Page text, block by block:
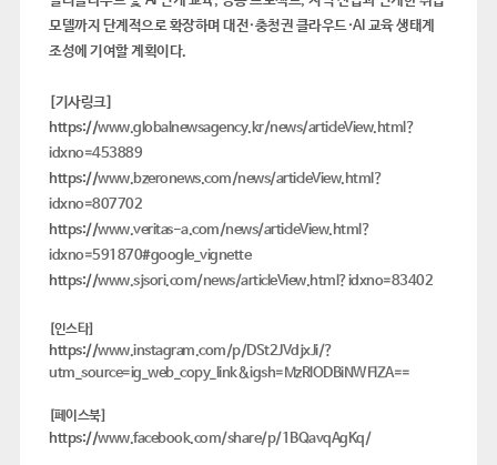
모델까지 단계적으로 확장하며 대전·충청권 클라우드·AI 교육 생태계
조성에 기여할 계획이다.
[기사링크]
https://www.globalnewsagency.kr/news/articleView.html?
idxno=453889
https://www.bzeronews.com/news/articleView.html?
idxno=807702
https://www.veritas-a.com/news/articleView.html?
idxno=591870#google_vignette
https://www.sjsori.com/news/articleView.html?idxno=83402
[인스타]
https://www.instagram.com/p/DSt2JVdjxJi/?
utm_source=ig_web_copy_link&igsh=MzRlODBiNWFlZA==
[페이스북]
https://www.facebook.com/share/p/1BQavqAgKq/